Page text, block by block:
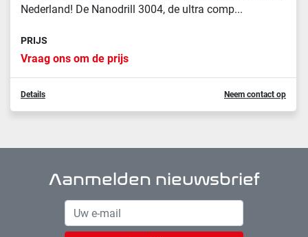
Nederland! De Nanodrill 3004, de ultra comp...
PRIJS
Vraag ons om de prijs
Details Neem contact op
Aanmelden nieuwsbrief